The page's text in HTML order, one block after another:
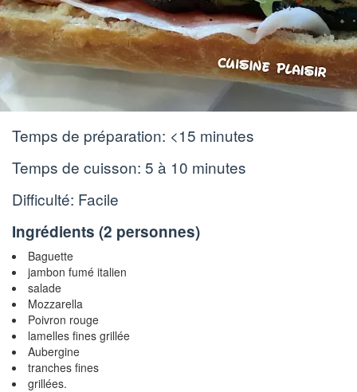
Temps de préparation: <15 minutes
Temps de cuisson: 5 à 10 minutes
Difficulté: Facile
Ingrédients (2 personnes)
Baguette
jambon fumé italien
salade
Mozzarella
Poivron rouge
lamelles fines grillée
Aubergine
tranches fines
grillées.